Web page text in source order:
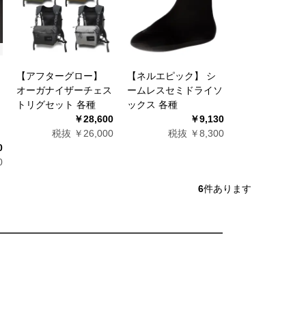
【アフターグロー】
オーガナイザーチェス
トリグセット 各種
￥28,600
税抜 ￥26,000
【ネルエピック】 シ
ームレスセミドライソ
ックス 各種
￥9,130
税抜 ￥8,300
6件あります